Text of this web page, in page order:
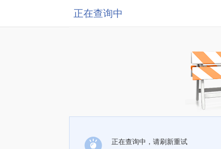
正在查询中
正在查询中，请刷新重试